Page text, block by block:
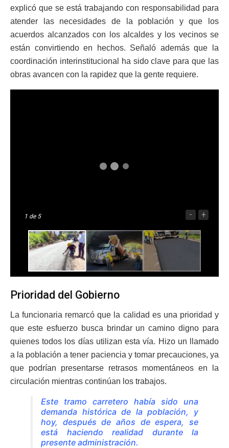
explicó que se está trabajando con responsabilidad para
atender las necesidades de la población y que los
acuerdos alcanzados con los alcaldes y los vecinos se
están convirtiendo en hechos. Señaló además que la
coordinación interinstitucional ha sido clave para que las
obras avancen con la rapidez que la gente requiere.
1 de 5 - +
Prioridad del Gobierno
La funcionaria remarcó que la calidad es una prioridad y
que este esfuerzo busca brindar un camino digno para
quienes todos los días utilizan esta vía. Hizo un llamado
a la población a tener paciencia y tomar precauciones, ya
que podrían presentarse retrasos momentáneos en la
circulación mientras continúan los trabajos.
Este tramo carretero había sido una
demanda histórica de la población, y
hoy, después de años de espera, se
está haciendo realidad durante la
presente administración.